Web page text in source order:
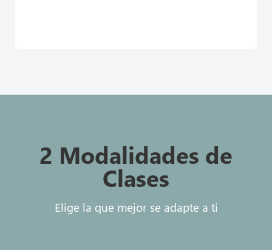
2 Modalidades de
Clases
Elige la que mejor se adapte a ti